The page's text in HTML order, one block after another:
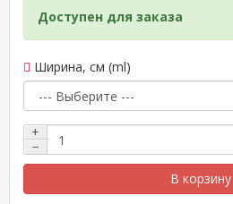
Доступен для заказа
Ширина, см (ml)
+
−
В корзину